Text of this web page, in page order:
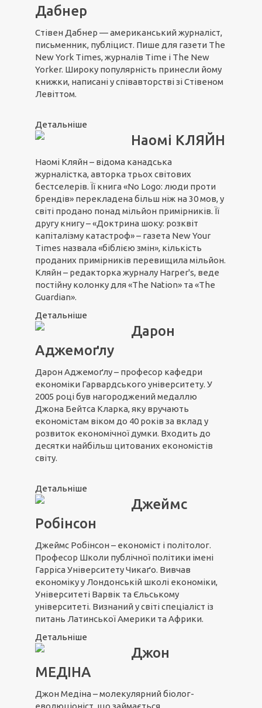
Дабнер
Стівен Дабнер — американський журналіст,
письменник, публіцист. Пише для газети The
New York Times, журналів Time і The New
Yorker. Широку популярність принесли йому
книжки, написані у співавторстві зі Стівеном
Левіттом.
Детальніше
Наомі КЛЯЙН
Наомі Кляйн – відома канадська
журналістка, авторка трьох світових
бестселерів. Її книга «No Logo: люди проти
брендів» перекладена більш ніж на 30 мов, у
світі продано понад мільйон примірників. Її
другу книгу – «Доктрина шоку: розквіт
капіталізму катастроф» – газета New Your
Times назвала «біблією змін», кількість
проданих примірників перевищила мільйон.
Кляйн – редакторка журналу Harper's, веде
постійну колонку для «The Nation» та «The
Guardian».
Детальніше
Дарон
Аджемоґлу
Дарон Аджемоґлу – професор кафедри
економіки Гарвардського університету. У
2005 році був нагороджений медаллю
Джона Бейтса Кларка, яку вручають
економістам віком до 40 років за вклад у
розвиток економічної думки. Входить до
десятки найбільш цитованих економістів
світу.
Детальніше
Джеймс
Робінсон
Джеймс Робінсон – економіст і політолог.
Професор Школи публічної політики імені
Гарріса Університету Чикаґо. Вивчав
економіку у Лондонській школі економіки,
Університеті Варвік та Єльському
університеті. Визнаний у світі спеціаліст із
питань Латинської Америки та Африки.
Детальніше
Джон
МЕДІНА
Джон Медіна – молекулярний біолог-
еволюціоніст, що займається